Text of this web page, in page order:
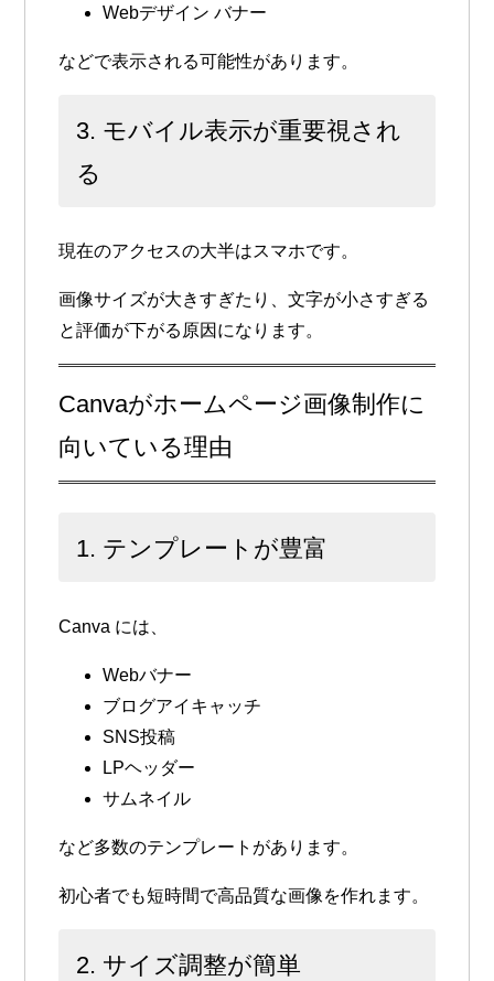
Webデザイン バナー
などで表示される可能性があります。
3. モバイル表示が重要視され
る
現在のアクセスの大半はスマホです。
画像サイズが大きすぎたり、文字が小さすぎる
と評価が下がる原因になります。
Canvaがホームページ画像制作に
向いている理由
1. テンプレートが豊富
Canva には、
Webバナー
ブログアイキャッチ
SNS投稿
LPヘッダー
サムネイル
など多数のテンプレートがあります。
初心者でも短時間で高品質な画像を作れます。
2. サイズ調整が簡単